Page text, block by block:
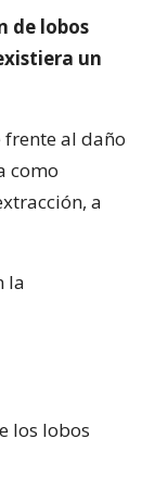
de lobos
un
al daño
como
a
la
los lobos